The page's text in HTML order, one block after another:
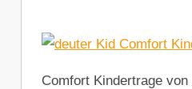
Comfort Kindertrage